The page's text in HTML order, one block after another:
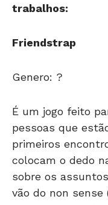
trabalhos:
Friendstrap
Genero: ?
É um jogo feito
pessoas que
primeiros
colocam o dedo
sobre os
vão do non sense